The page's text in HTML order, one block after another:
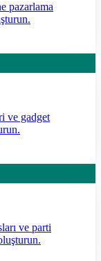
pazarlama
ve gadget
ve parti